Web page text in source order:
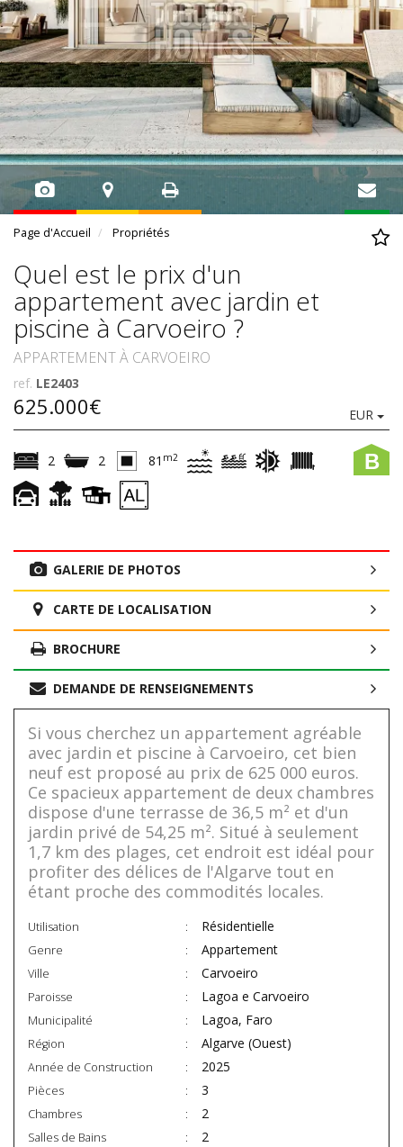
Page d'Accueil Propriétés
Quel est le prix d'un
appartement avec jardin et
piscine à Carvoeiro ?
APPARTEMENT À CARVOEIRO
ref. LE2403
625.000€ EUR
B
2 2 81 m2
GALERIE DE PHOTOS
CARTE DE LOCALISATION
BROCHURE
DEMANDE DE RENSEIGNEMENTS
Si vous cherchez un appartement agréable
avec jardin et piscine à Carvoeiro, cet bien
neuf est proposé au prix de 625 000 euros.
Ce spacieux appartement de deux chambres
dispose d'une terrasse de 36,5 m² et d'un
jardin privé de 54,25 m². Situé à seulement
1,7 km des plages, cet endroit est idéal pour
profiter des délices de l'Algarve tout en
étant proche des commodités locales.
Utilisation Résidentielle
Genre Appartement
Ville Carvoeiro
Paroisse Lagoa e Carvoeiro
Municipalité Lagoa, Faro
Région Algarve (Ouest)
Année de Construction 2025
Pièces 3
Chambres 2
Salles de Bains 2